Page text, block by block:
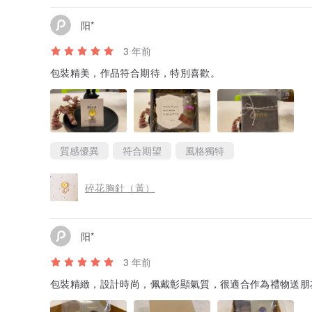
阳*
3 年前
包裝精美，作品符合期待，特別喜歡。
質感優異 符合期望 風格獨特
碎花胸針（黃）
阳*
3 年前
包裝精緻，設計時尚，佩戴彰顯氣質，很適合作為禮物送朋